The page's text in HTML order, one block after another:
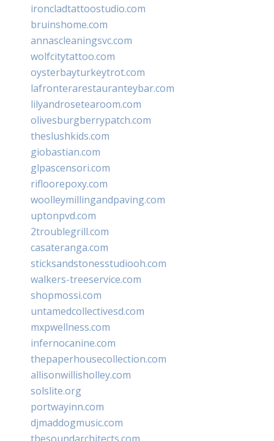
ironcladtattoostudio.com
bruinshome.com
annascleaningsvc.com
wolfcitytattoo.com
oysterbayturkeytrot.com
lafronterarestauranteybar.com
lilyandrosetearoom.com
olivesburgberrypatch.com
theslushkids.com
giobastian.com
glpascensori.com
rifloorepoxy.com
woolleymillingandpaving.com
uptonpvd.com
2troublegrill.com
casateranga.com
sticksandstonesstudiooh.com
walkers-treeservice.com
shopmossi.com
untamedcollectivesd.com
mxpwellness.com
infernocanine.com
thepaperhousecollection.com
allisonwillisholley.com
solslite.org
portwayinn.com
djmaddogmusic.com